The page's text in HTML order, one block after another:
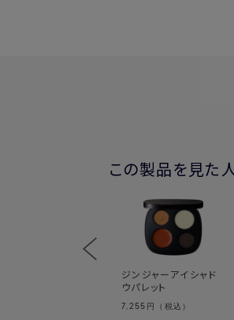
この製品を見た
ジンジャーアイシャド
ウパレット
7,255 円（税込）